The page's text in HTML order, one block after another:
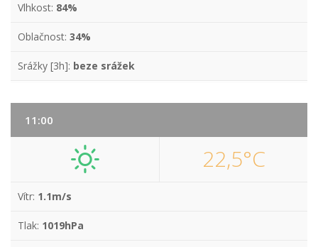
Vlhkost: 84%
Oblačnost: 34%
Srážky [3h]: beze srážek
11:00
22,5°C
Vítr: 1.1m/s
Tlak: 1019hPa